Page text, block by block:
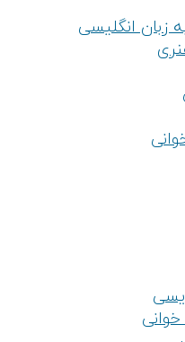
زبان انگلیسی
خوانی